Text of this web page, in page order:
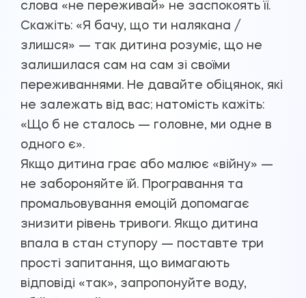
слова «не переживай» не заспокоять її.
Скажіть: «Я бачу, що ти налякана /
злишся» — так дитина розуміє, що не
залишилася сам на сам зі своїми
переживаннями. Не давайте обіцянок, які
не залежать від вас; натомість кажіть:
«Що б не сталось — головне, ми одне в
одного є».
Якщо дитина грає або малює «війну» —
не забороняйте їй. Програвання та
промальовування емоцій допомагає
знизити рівень тривоги. Якщо дитина
впала в стан ступору — поставте три
прості запитання, що вимагають
відповіді «так», запропонуйте воду,